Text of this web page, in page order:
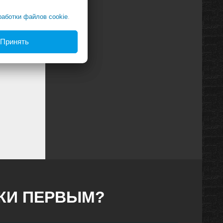
с
ПЕРВЫМ?
файлов cookie.
Принять